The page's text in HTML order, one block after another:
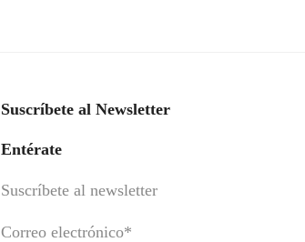
Suscríbete al Newsletter
Entérate
Suscríbete al newsletter
Correo electrónico*